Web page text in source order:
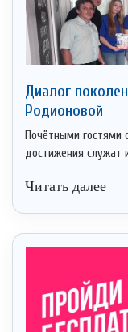
Диалог
Родионовой
Почётными гостями
достижения служат
Читать далее